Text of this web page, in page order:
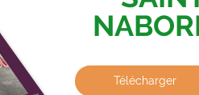
Télécharger